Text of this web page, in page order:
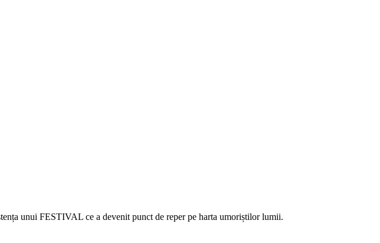
unui FESTIVAL ce a devenit punct de reper pe harta umoriștilor lumii.